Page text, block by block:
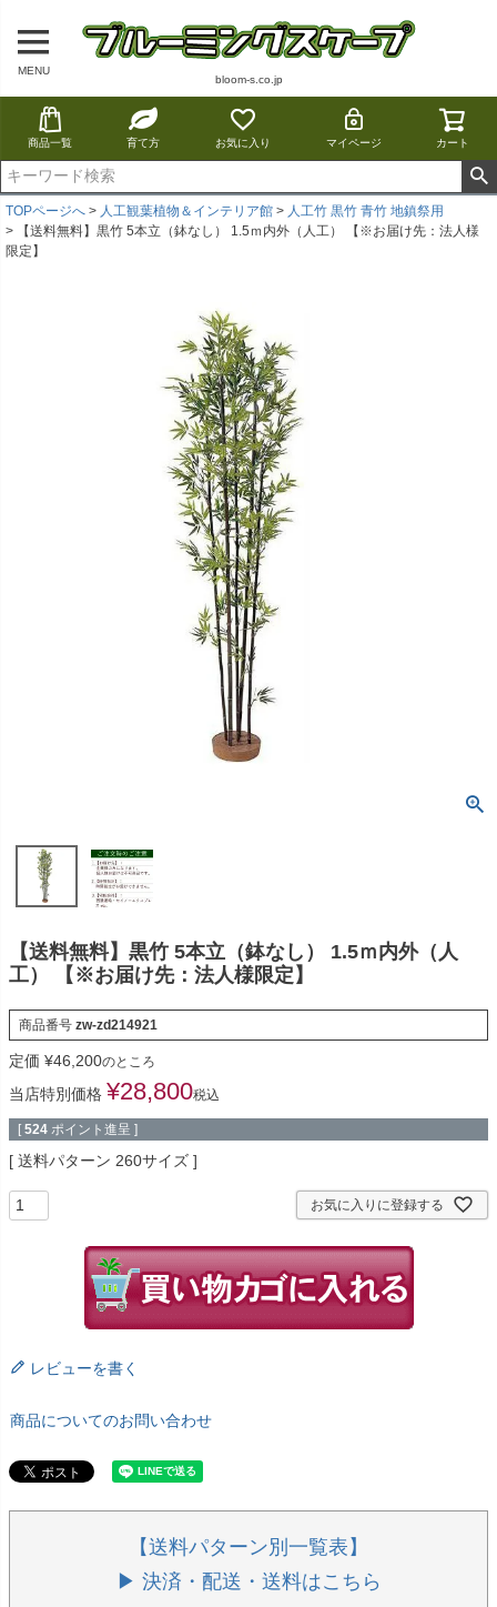
MENU
bloom-s.co.jp
商品一覧 育て方 お気に入り マイページ カート
TOPページへ 人工観葉植物＆インテリア館
人工竹 黒竹 青竹 地鎮祭用
【送料無料】黒竹 5本立（鉢なし） 1.5ｍ内外（人工） 【※お届け先：法人様
限定】
【送料無料】黒竹 5本立（鉢なし） 1.5ｍ内外（人
工） 【※お届け先：法人様限定】
商品番号 zw-zd214921
定価 ¥46,200のところ
当店特別価格 ¥28,800税込
[ 524 ポイント進呈 ]
送料パターン 260サイズ
お気に入りに登録する
レビューを書く
商品についてのお問い合わせ
【送料パターン別一覧表】
▶ 決済・配送・送料はこちら